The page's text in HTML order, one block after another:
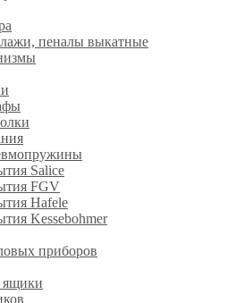
пеналы выкатные
Salice
FGV
Hafele
Kessebohmer
приборов
ящики